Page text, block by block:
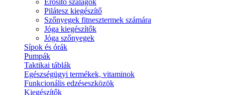
Erősítő szalagok
Pilátesz kiegészítő
Szőnyegek fitnesztermek számára
Jóga kiegészítők
Jóga szőnyegek
Sípok és órák
Pumpák
Taktikai táblák
Egészségügyi termékek, vitaminok
Funkcionális edzéseszközök
Kiegészítők